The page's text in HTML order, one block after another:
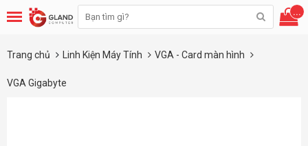
...
Trang chủ Linh Kiện Máy Tính VGA - Card màn hình
VGA Gigabyte